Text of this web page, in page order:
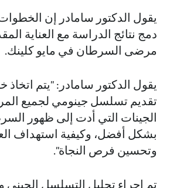
يقول الدكتور سامادر إن
دمج نتائج الدراسة مع العناية
مرضى السرطان في مايو كلينك.
يقول الدكتور سامادر: "يتم
تقديم تسلسل جينومي لجميع
الجينات التي أدت إلى ظهور
بشكل أفضل، وكيفية استهداف
وتحسين فرص النجاة".
تم إجراء تحليل التسلسل